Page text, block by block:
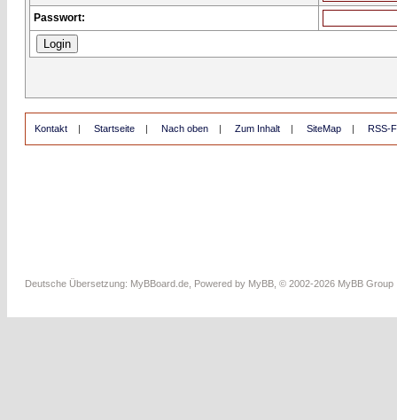
Passwort:
Kontakt | Startseite | Nach oben | Zum Inhalt | SiteMap | RSS-
Deutsche Übersetzung: MyBBoard.de , Powered by MyBB , © 2002-2026 MyBB Group